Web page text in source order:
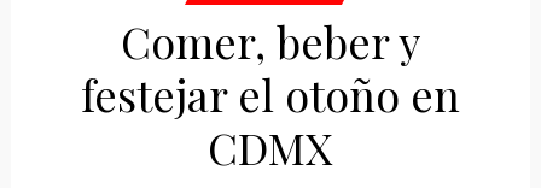
Comer, beber y
festejar el otoño en
CDMX